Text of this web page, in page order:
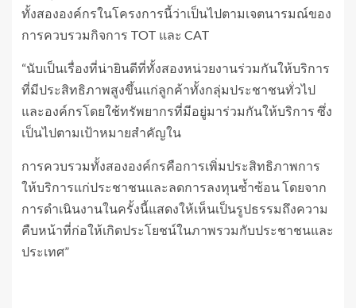
ทั้งสององค์กรในโครงการนี้ว่าเป็นไปตามเจตนารมณ์ของ
การควบรวมกิจการ TOT และ CAT
“นับเป็นเรื่องที่น่ายินดีที่ทั้งสองหน่วยงานร่วมกันให้บริการ
ที่มีประสิทธิภาพสูงขึ้นแก่ลูกค้าทั้งกลุ่มประชาชนทั่วไป
และองค์กรโดยใช้ทรัพยากรที่มีอยู่มาร่วมกันให้บริการ ซึ่ง
เป็นไปตามเป้าหมายสำคัญใน
การควบรวมทั้งสององค์กรคือการเพิ่มประสิทธิภาพการ
ให้บริการแก่ประชาชนและลดการลงทุนซ้ำซ้อน โดยจาก
การดำเนินงานในครั้งนี้แสดงให้เห็นเป็นรูปธรรมถึงความ
คืบหน้าที่ก่อให้เกิดประโยชน์ในภาพรวมกับประชาชนและ
ประเทศ”